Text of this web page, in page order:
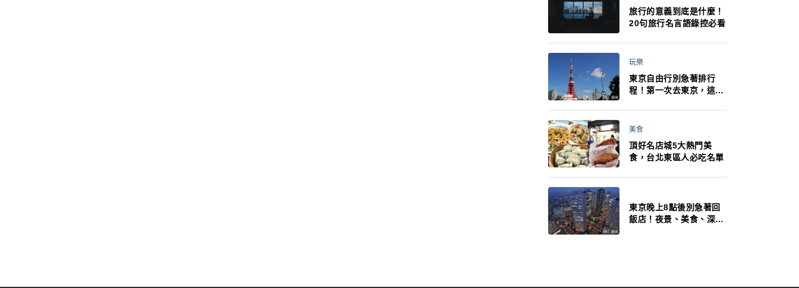
旅行的意義到底是什麼！
20句旅行名言語錄控必看
玩樂
東京自由行別急著排行
程！第一次去東京，這10
美食
頂好名店城5大熱門美
食，台北東區人必吃名單
東京晚上8點後別急著回
飯店！夜景、美食、深夜